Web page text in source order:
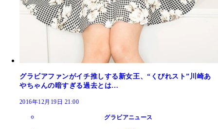
グラビアファンがイチ推しする新女王、“くびれスト”川崎あ
やちゃんの暗すぎる過去とは…
2016年12月19日 21:00
グラビアニュース